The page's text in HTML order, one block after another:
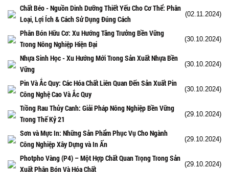
Chất Béo - Nguồn Dinh Dưỡng Thiết Yếu Cho Cơ Thể: Phân
Loại, Lợi Ích & Cách Sử Dụng Đúng Cách
(02.11.2024)
Phân Bón Hữu Cơ: Xu Hướng Tăng Trưởng Bền Vững
Trong Nông Nghiệp Hiện Đại
(30.10.2024)
Nhựa Sinh Học - Xu Hướng Mới Trong Sản Xuất Nhựa Bền
Vững
(30.10.2024)
Pin Và Ắc Quy: Các Hóa Chất Liên Quan Đến Sản Xuất Pin
Công Nghệ Cao Và Ắc Quy
(30.10.2024)
Trồng Rau Thủy Canh: Giải Pháp Nông Nghiệp Bền Vững
Trong Thế Kỷ 21
(29.10.2024)
Sơn và Mực In: Những Sản Phẩm Phục Vụ Cho Ngành
Công Nghiệp Xây Dựng và In Ấn
(29.10.2024)
Photpho Vàng (P4) – Một Hợp Chất Quan Trọng Trong Sản
Xuất Phân Bón Và Hóa Chất
(29.10.2024)